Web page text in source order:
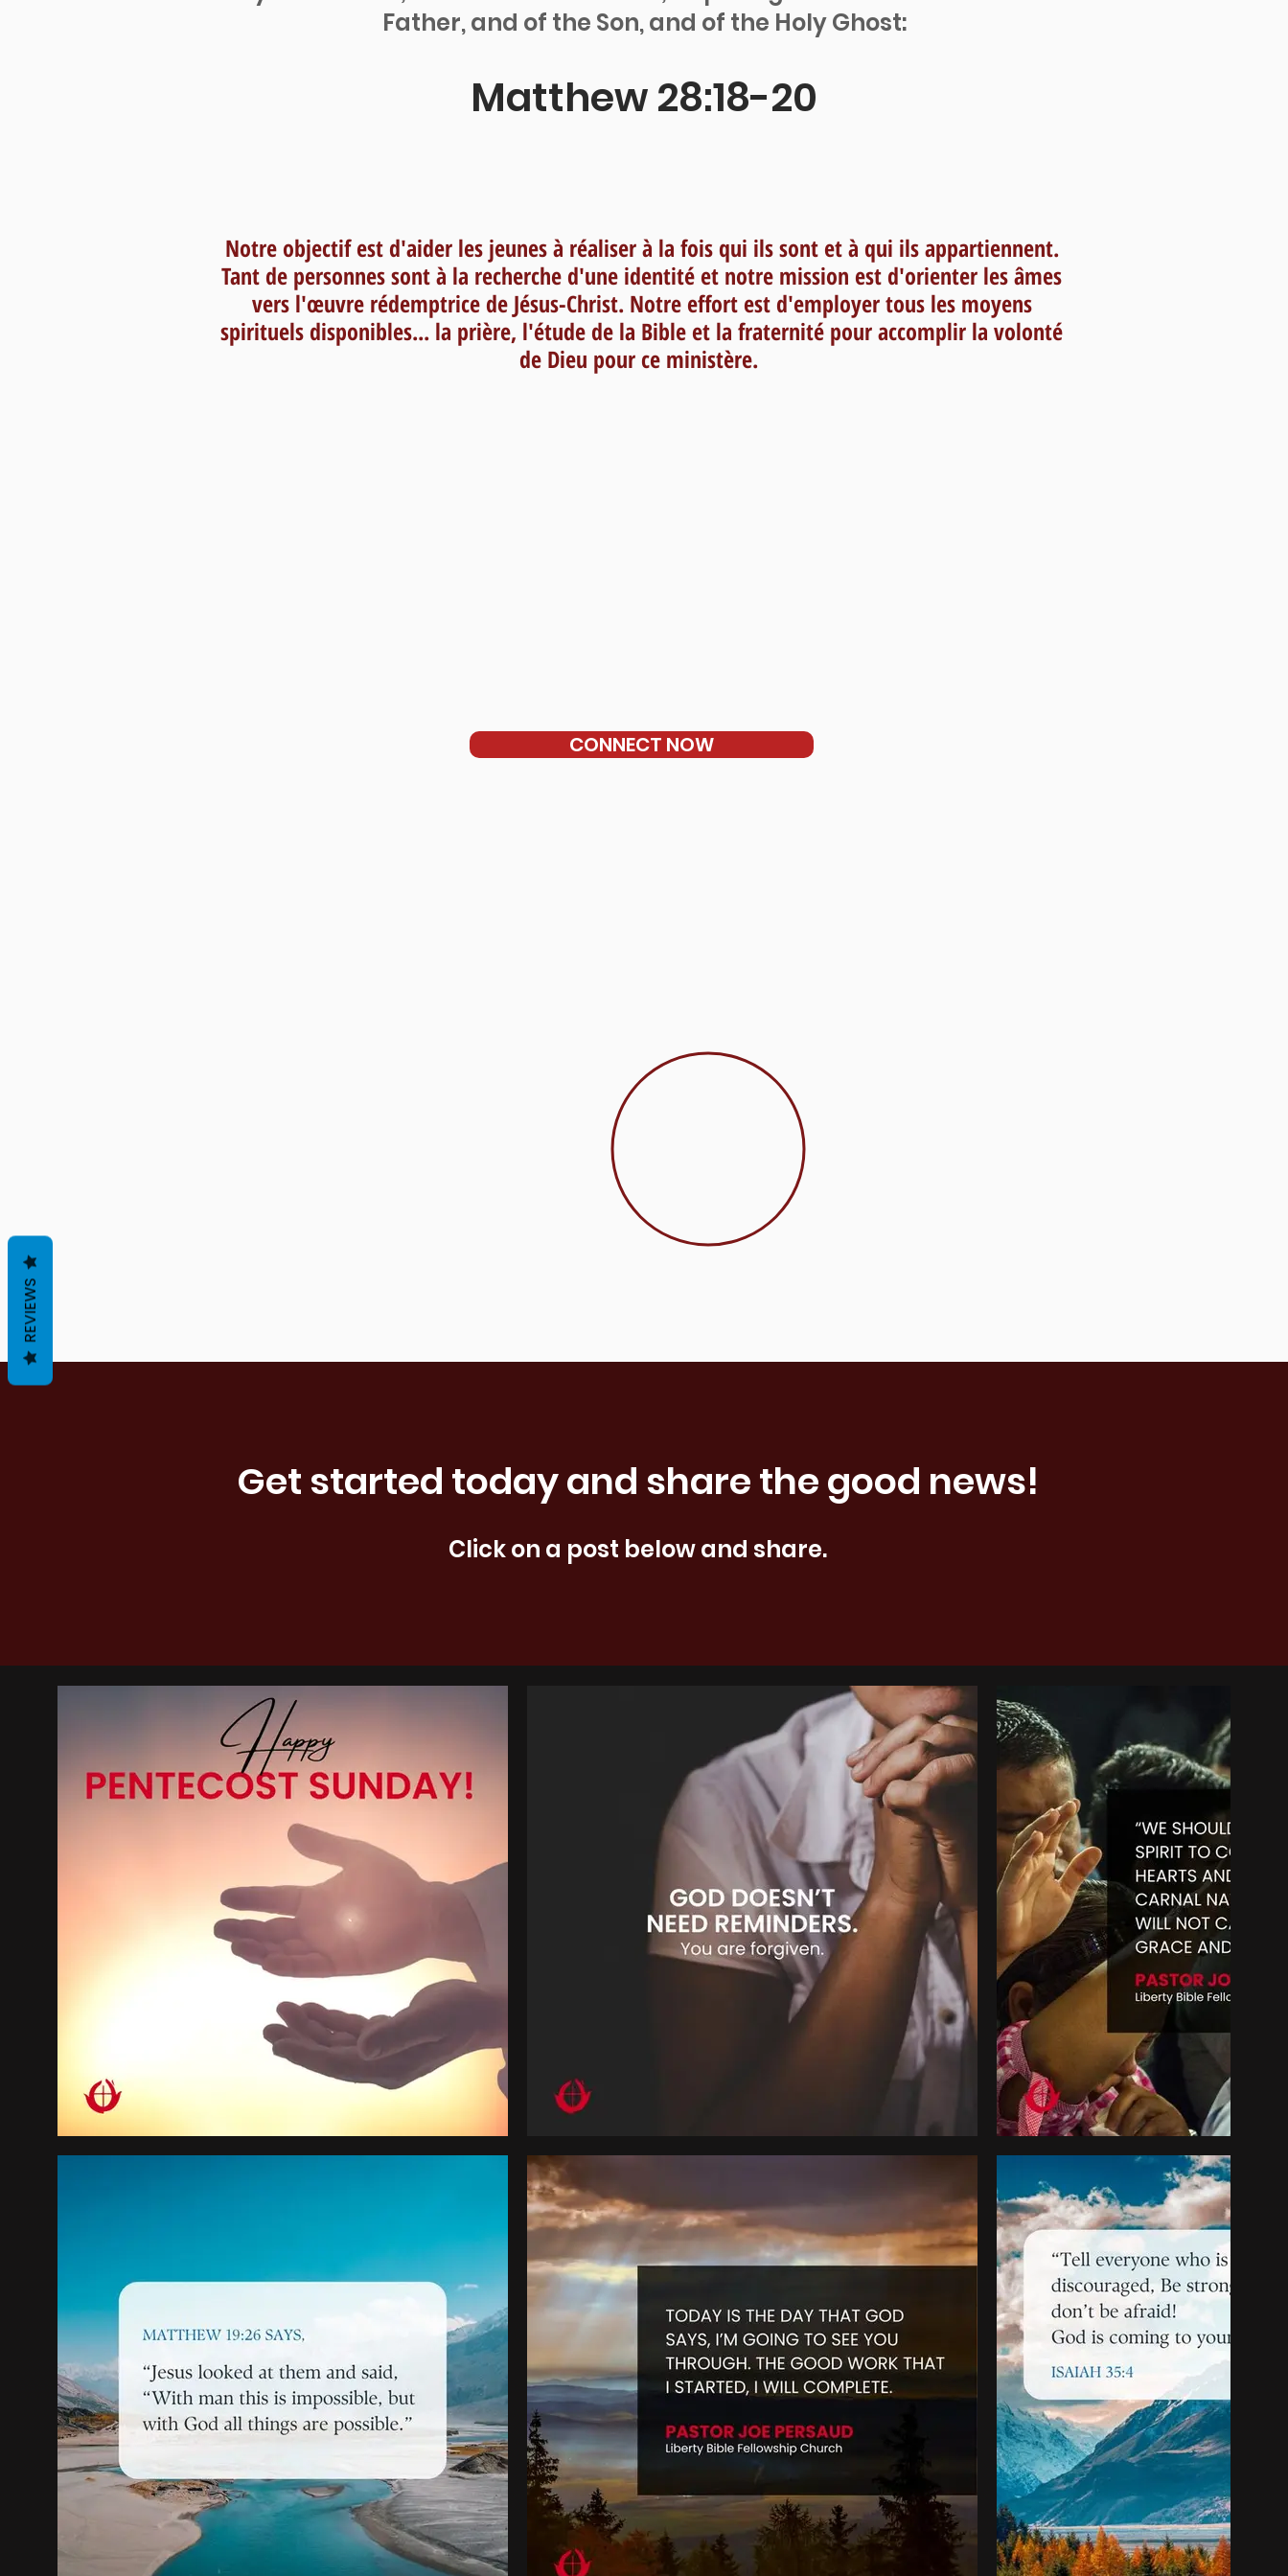
Father, and of the Son, and of the Holy Ghost:
Matthew 28:18-20
Notre objectif est d'aider les jeunes à réaliser à la fois qui ils sont et à qui ils appartiennent.
Tant de personnes sont à la recherche d'une identité et notre mission est d'orienter les âmes
vers l'œuvre rédemptrice de Jésus-Christ. Notre effort est d'employer tous les moyens
spirituels disponibles... la prière, l'étude de la Bible et la fraternité pour accomplir la volonté
de Dieu pour ce ministère.
CONNECT NOW
Get started today and share the good news!
Click on a post below and share.
REVIEWS